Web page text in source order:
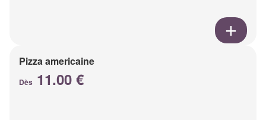
Pizza americaine
Dès 11.00 €